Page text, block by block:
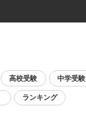
高校受験 中学受験
ランキング